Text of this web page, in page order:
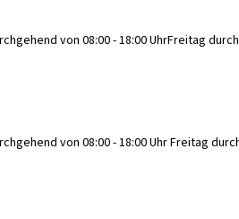
von 08:00 - 18:00 UhrFreitag
von 08:00 - 18:00 UhrFreitag